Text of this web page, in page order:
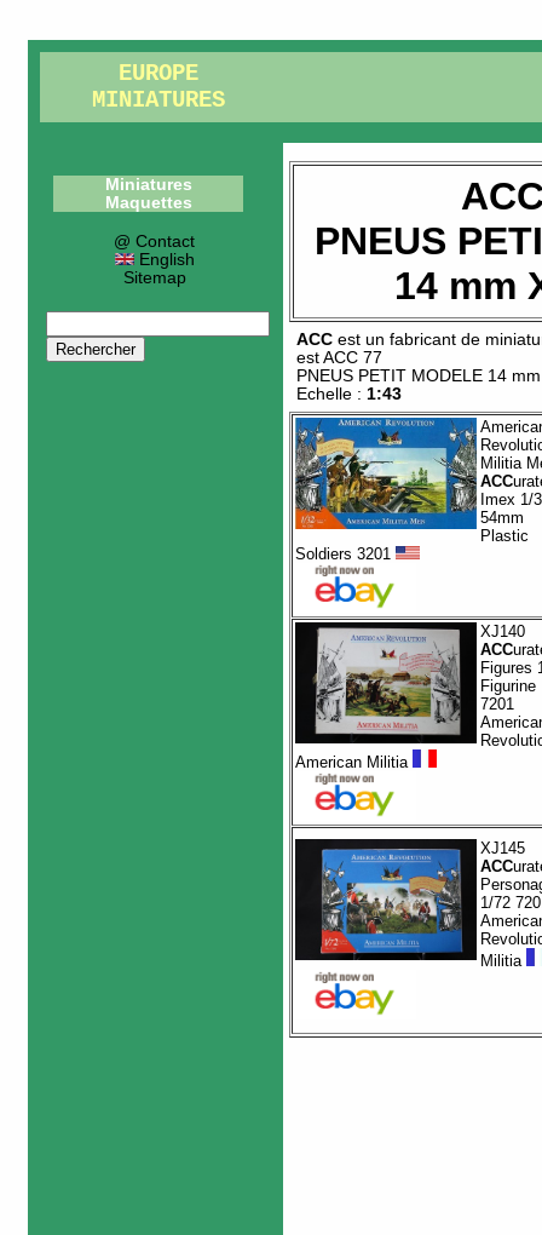
EUROPE
MINIATURES
Miniatures
Maquettes
@ Contact
English
Sitemap
PNEUS
14 mm
ACC est un fabricant de
estACC 77
PNEUS PETIT MODELE 14
Echelle : 1:43
Militia
ACC
Imex 1/
54mm
Plastic
Soldiers 3201
XJ140
ACC
Figures
Figurine
7201
American Militia
XJ145
ACC
1/72
Militia